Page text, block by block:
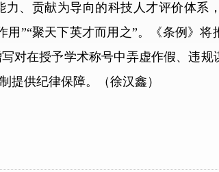
、贡献为导向的科技人才评价体系
”“聚天下英才而用之”。《条例》
对在授予学术称号中弄虚作假、违
提供纪律保障。（徐汉鑫）